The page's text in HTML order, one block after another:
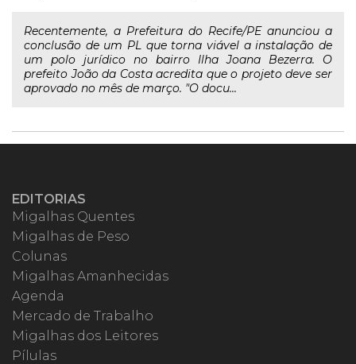
Recentemente, a Prefeitura do Recife/PE anunciou a
conclusão de um PL que torna viável a instalação de
um polo jurídico no bairro Ilha Joana Bezerra. O
prefeito João da Costa acredita que o projeto deve ser
aprovado no mês de março. "O docu...
EDITORIAS
Migalhas Quentes
Migalhas de Peso
Colunas
Migalhas Amanhecidas
Agenda
Mercado de Trabalho
Migalhas dos Leitores
Pílulas